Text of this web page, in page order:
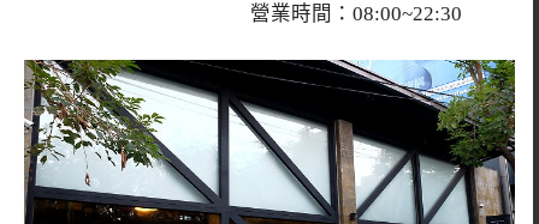
營業時間：08:00~22:30